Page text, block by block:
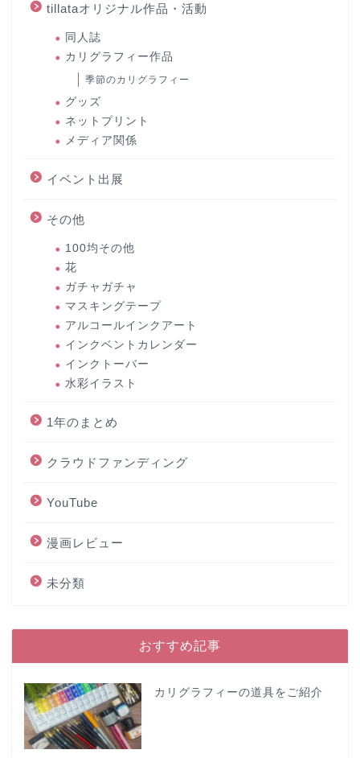
tillataオリジナル作品・活動
同人誌
カリグラフィー作品
季節のカリグラフィー
グッズ
ネットプリント
メディア関係
イベント出展
その他
100均その他
花
ガチャガチャ
マスキングテープ
アルコールインクアート
インクベントカレンダー
インクトーバー
水彩イラスト
1年のまとめ
クラウドファンディング
YouTube
漫画レビュー
未分類
おすすめ記事
カリグラフィーの道具をご紹介